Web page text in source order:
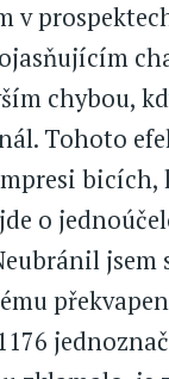
v
chybou,
Tohoto
bicích,
o